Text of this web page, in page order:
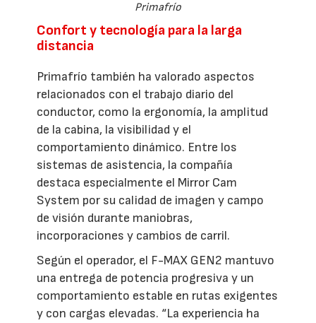
Primafrío
Confort y tecnología para la larga
distancia
Primafrío también ha valorado aspectos
relacionados con el trabajo diario del
conductor, como la ergonomía, la amplitud
de la cabina, la visibilidad y el
comportamiento dinámico. Entre los
sistemas de asistencia, la compañía
destaca especialmente el Mirror Cam
System por su calidad de imagen y campo
de visión durante maniobras,
incorporaciones y cambios de carril.
Según el operador, el F-MAX GEN2 mantuvo
una entrega de potencia progresiva y un
comportamiento estable en rutas exigentes
y con cargas elevadas. “La experiencia ha